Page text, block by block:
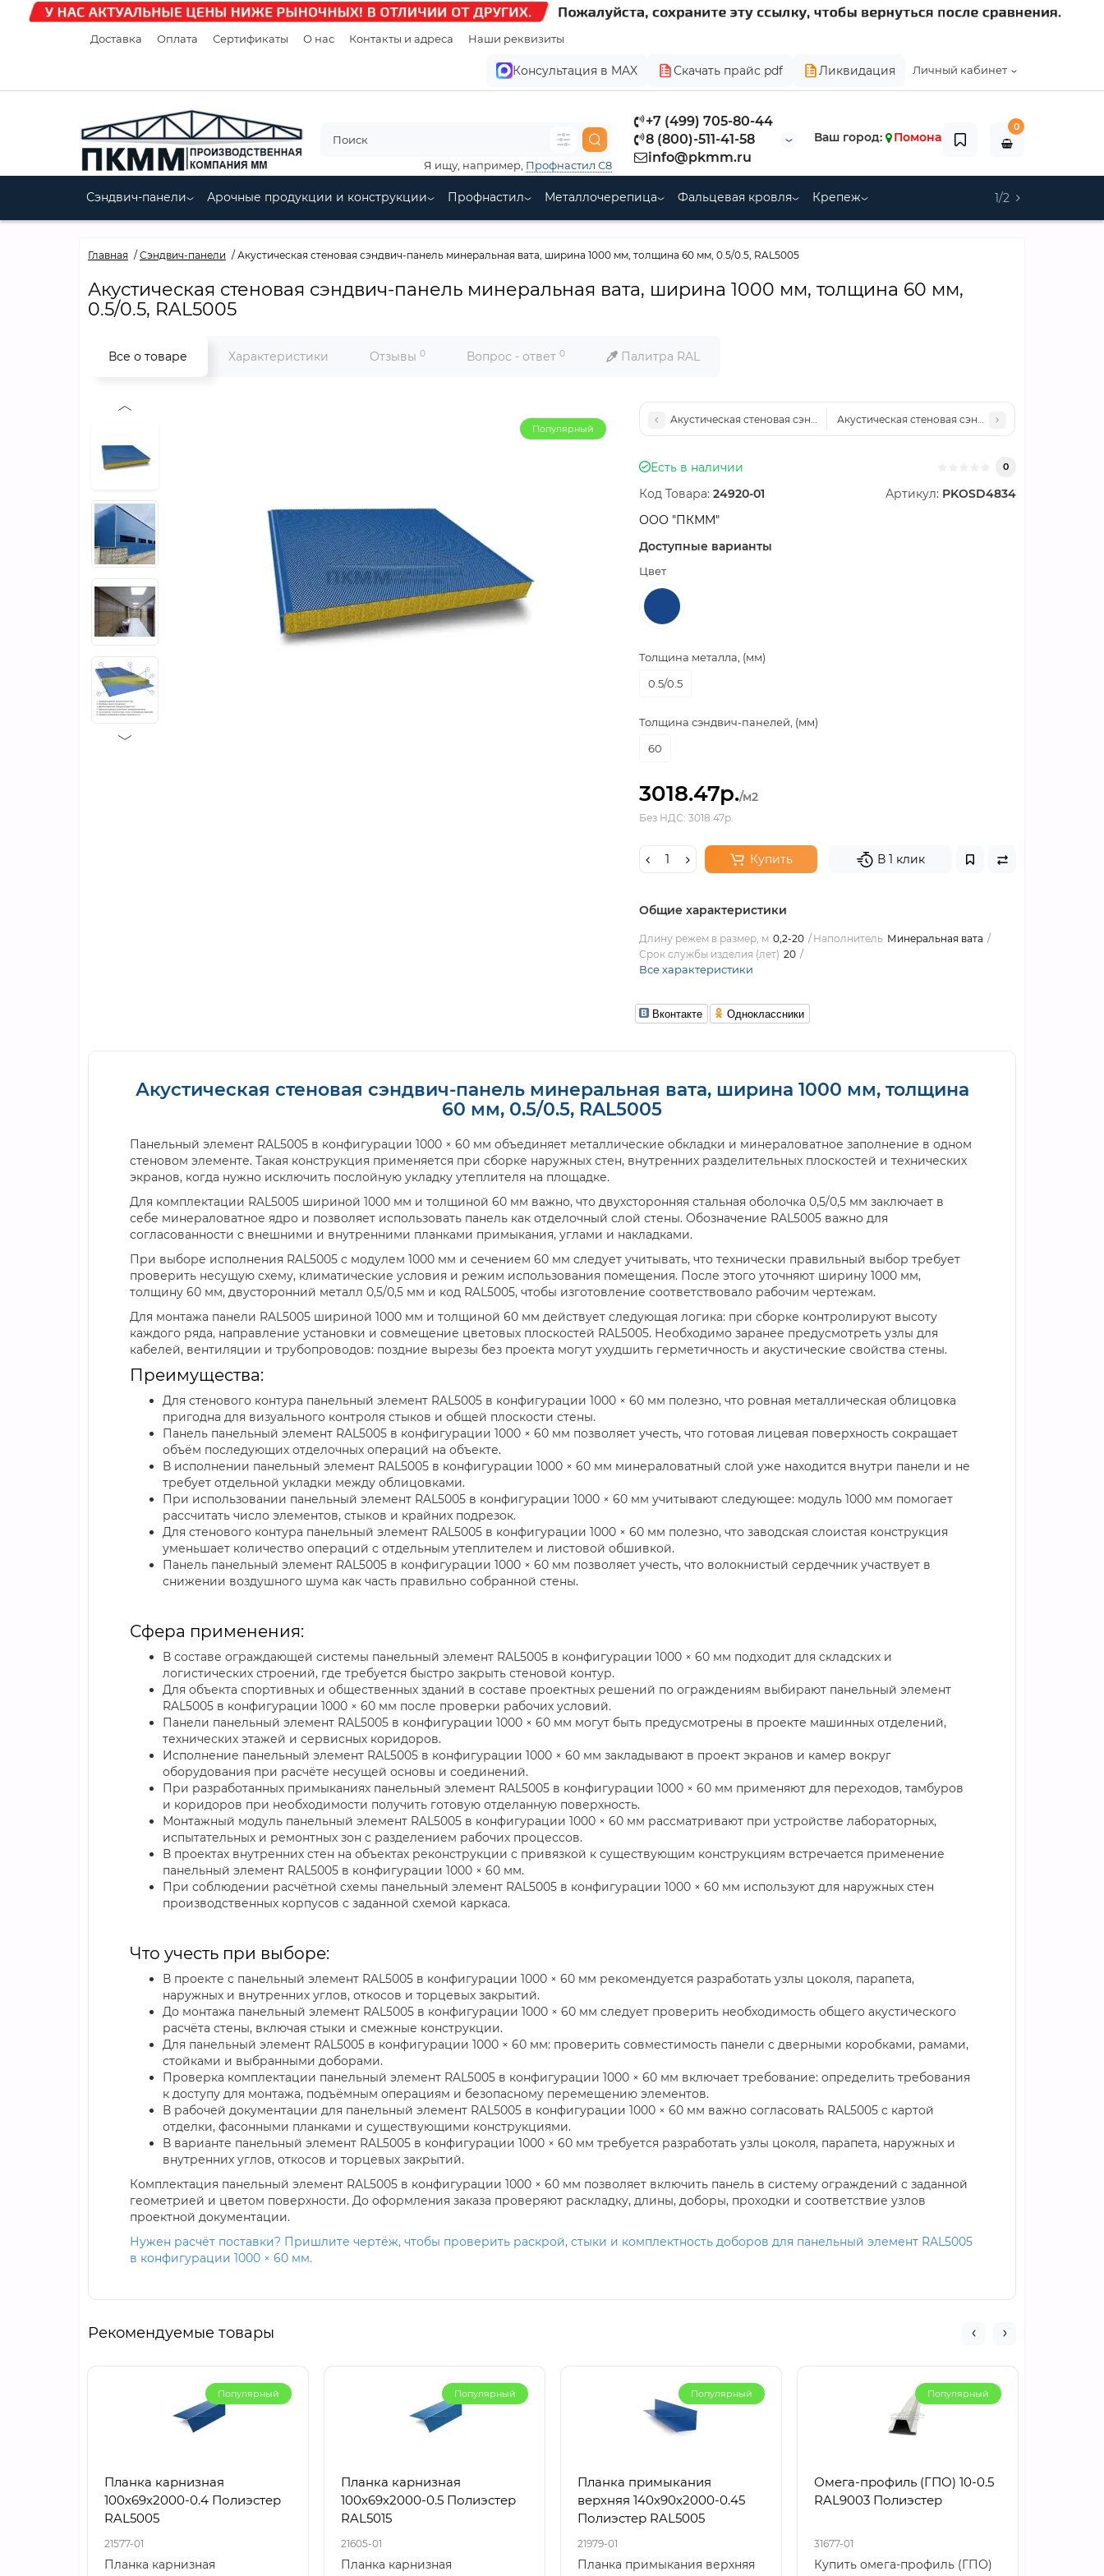
Доставка Оплата Сертификаты О нас Контакты и адреса Наши реквизиты
Личный кабинет
Консультация в MAX Скачать прайс pdf Ликвидация
+7 (499) 705-80-44
8 (800)-511-41-58
info@pkmm.ru
Я ищу, например, Профнастил С8
Ваш город: Помона
0
Сэндвич-панели Арочные продукции и конструкции Профнастил Металлочерепица Фальцевая кровля Крепеж 1/2
Главная Сэндвич-панели Акустическая стеновая сэндвич-панель минеральная вата, ширина 1000 мм, толщина 60 мм, 0.5/0.5, RAL5005
Акустическая стеновая сэндвич-панель минеральная вата, ширина 1000 мм, толщина 60 мм,
0.5/0.5, RAL5005
Все о товаре Характеристики Отзывы 0 Вопрос - ответ 0 Палитра RAL
Популярный
Акустическая стеновая сэндвич-панель минеральная вата, ширина 1000 мм,
Акустическая стеновая сэндвич-панель
Есть в наличии 0
Код Товара: 24920-01 Артикул: PKOSD4834
ООО "ПКММ"
Доступные варианты
Цвет
Толщина металла, (мм)
0.5/0.5
Толщина сэндвич-панелей, (мм)
60
3018.47р./м2
Без НДС: 3018.47р.
Купить В 1 клик
Общие характеристики
Длину режем в размер, м 0,2-20 Наполнитель Минеральная вата
Срок службы изделия (лет) 20
Все характеристики
Вконтакте Одноклассники
Акустическая стеновая сэндвич-панель минеральная вата, ширина 1000 мм, толщина
60 мм, 0.5/0.5, RAL5005
Панельный элемент RAL5005 в конфигурации 1000 × 60 мм объединяет металлические обкладки и минераловатное заполнение в одном
стеновом элементе. Такая конструкция применяется при сборке наружных стен, внутренних разделительных плоскостей и технических
экранов, когда нужно исключить послойную укладку утеплителя на площадке.
Для комплектации RAL5005 шириной 1000 мм и толщиной 60 мм важно, что двухсторонняя стальная оболочка 0,5/0,5 мм заключает в
себе минераловатное ядро и позволяет использовать панель как отделочный слой стены. Обозначение RAL5005 важно для
согласованности с внешними и внутренними планками примыкания, углами и накладками.
При выборе исполнения RAL5005 с модулем 1000 мм и сечением 60 мм следует учитывать, что технически правильный выбор требует
проверить несущую схему, климатические условия и режим использования помещения. После этого уточняют ширину 1000 мм,
толщину 60 мм, двусторонний металл 0,5/0,5 мм и код RAL5005, чтобы изготовление соответствовало рабочим чертежам.
Для монтажа панели RAL5005 шириной 1000 мм и толщиной 60 мм действует следующая логика: при сборке контролируют высоту
каждого ряда, направление установки и совмещение цветовых плоскостей RAL5005. Необходимо заранее предусмотреть узлы для
кабелей, вентиляции и трубопроводов: поздние вырезы без проекта могут ухудшить герметичность и акустические свойства стены.
Преимущества:
Для стенового контура панельный элемент RAL5005 в конфигурации 1000 × 60 мм полезно, что ровная металлическая облицовка
пригодна для визуального контроля стыков и общей плоскости стены.
Панель панельный элемент RAL5005 в конфигурации 1000 × 60 мм позволяет учесть, что готовая лицeвая поверхность сокращает
объём последующих отделочных операций на объекте.
В исполнении панельный элемент RAL5005 в конфигурации 1000 × 60 мм минераловатный слой уже находится внутри панели и не
требует отдельной укладки между облицовками.
При использовании панельный элемент RAL5005 в конфигурации 1000 × 60 мм учитывают следующее: модуль 1000 мм помогает
рассчитать число элементов, стыков и крайних подрезок.
Для стенового контура панельный элемент RAL5005 в конфигурации 1000 × 60 мм полезно, что заводская слоистая конструкция
уменьшает количество операций с отдельным утеплителем и листовой обшивкой.
Панель панельный элемент RAL5005 в конфигурации 1000 × 60 мм позволяет учесть, что волокнистый сердечник участвует в
снижении воздушного шума как часть правильно собранной стены.
Сфера применения:
В составе ограждающей системы панельный элемент RAL5005 в конфигурации 1000 × 60 мм подходит для складских и
логистических строений, где требуется быстро закрыть стеновой контур.
Для объекта спортивных и общественных зданий в составе проектных решений по ограждениям выбирают панельный элемент
RAL5005 в конфигурации 1000 × 60 мм после проверки рабочих условий.
Панели панельный элемент RAL5005 в конфигурации 1000 × 60 мм могут быть предусмотрены в проекте машинных отделений,
технических этажей и сервисных коридоров.
Исполнение панельный элемент RAL5005 в конфигурации 1000 × 60 мм закладывают в проект экранов и камер вокруг
оборудования при расчёте несущей основы и соединений.
При разработанных примыканиях панельный элемент RAL5005 в конфигурации 1000 × 60 мм применяют для переходов, тамбуров
и коридоров при необходимости получить готовую отделанную поверхность.
Монтажный модуль панельный элемент RAL5005 в конфигурации 1000 × 60 мм рассматривают при устройстве лабораторных,
испытательных и ремонтных зон с разделением рабочих процессов.
В проектах внутренних стен на объектах реконструкции с привязкой к существующим конструкциям встречается применение
панельный элемент RAL5005 в конфигурации 1000 × 60 мм.
При соблюдении расчётной схемы панельный элемент RAL5005 в конфигурации 1000 × 60 мм используют для наружных стен
производственных корпусов с заданной схемой каркаса.
Что учесть при выборе:
В проекте с панельный элемент RAL5005 в конфигурации 1000 × 60 мм рекомендуется разработать узлы цоколя, парапета,
наружных и внутренних углов, откосов и торцевых закрытий.
До монтажа панельный элемент RAL5005 в конфигурации 1000 × 60 мм следует проверить необходимость общего акустического
расчёта стены, включая стыки и смежные конструкции.
Для панельный элемент RAL5005 в конфигурации 1000 × 60 мм: проверить совместимость панели с дверными коробками, рамами,
стойками и выбранными доборами.
Проверка комплектации панельный элемент RAL5005 в конфигурации 1000 × 60 мм включает требование: определить требования
к доступу для монтажа, подъёмным операциям и безопасному перемещению элементов.
В рабочей документации для панельный элемент RAL5005 в конфигурации 1000 × 60 мм важно согласовать RAL5005 с картой
отделки, фасонными планками и существующими конструкциями.
В варианте панельный элемент RAL5005 в конфигурации 1000 × 60 мм требуется разработать узлы цоколя, парапета, наружных и
внутренних углов, откосов и торцевых закрытий.
Комплектация панельный элемент RAL5005 в конфигурации 1000 × 60 мм позволяет включить панель в систему ограждений с заданной
геометрией и цветом поверхности. До оформления заказа проверяют раскладку, длины, доборы, проходки и соответствие узлов
проектной документации.
Нужен расчёт поставки? Пришлите чертёж, чтобы проверить раскрой, стыки и комплектность доборов для панельный элемент RAL5005
в конфигурации 1000 × 60 мм.
Рекомендуемые товары
Популярный
Планка карнизная
100х69х2000-0.4 Полиэстер
RAL5005
21577-01
Планка карнизная
Популярный
Планка карнизная
100х69х2000-0.5 Полиэстер
RAL5015
21605-01
Планка карнизная
Популярный
Планка примыкания
верхняя 140х90х2000-0.45
Полиэстер RAL5005
21979-01
Планка примыкания верхняя
Популярный
Омега-профиль (ГПО) 10-0.5
RAL9003 Полиэстер
31677-01
Купить омега-профиль (ГПО)